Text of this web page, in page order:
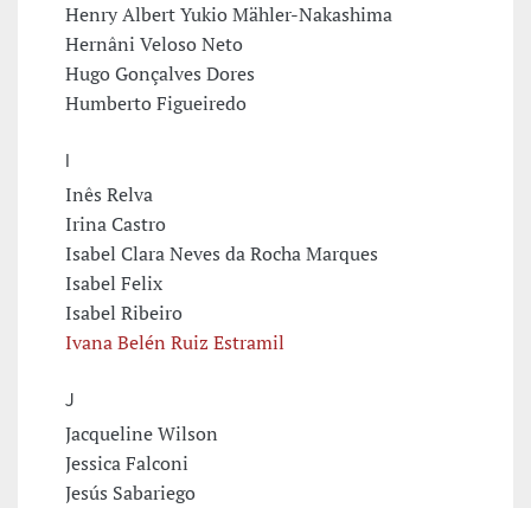
Henry Albert Yukio Mähler-Nakashima
Hernâni Veloso Neto
Hugo Gonçalves Dores
Humberto Figueiredo
I
Inês Relva
Irina Castro
Isabel Clara Neves da Rocha Marques
Isabel Felix
Isabel Ribeiro
Ivana Belén Ruiz Estramil
J
Jacqueline Wilson
Jessica Falconi
Jesús Sabariego